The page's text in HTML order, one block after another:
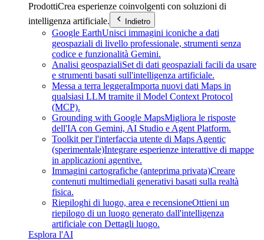
ProdottiCrea esperienze coinvolgenti con soluzioni di
intelligenza artificiale.
Indietro
Google EarthUnisci immagini iconiche a dati
geospaziali di livello professionale, strumenti senza
codice e funzionalità Gemini.
Analisi geospazialiSet di dati geospaziali facili da usare
e strumenti basati sull'intelligenza artificiale.
Messa a terra leggeraImporta nuovi dati Maps in
qualsiasi LLM tramite il Model Context Protocol
(MCP).
Grounding with Google MapsMigliora le risposte
dell'IA con Gemini, AI Studio e Agent Platform.
Toolkit per l'interfaccia utente di Maps Agentic
(sperimentale)Integrare esperienze interattive di mappe
in applicazioni agentive.
Immagini cartografiche (anteprima privata)Creare
contenuti multimediali generativi basati sulla realtà
fisica.
Riepiloghi di luogo, area e recensioneOttieni un
riepilogo di un luogo generato dall'intelligenza
artificiale con Dettagli luogo.
Esplora l'AI